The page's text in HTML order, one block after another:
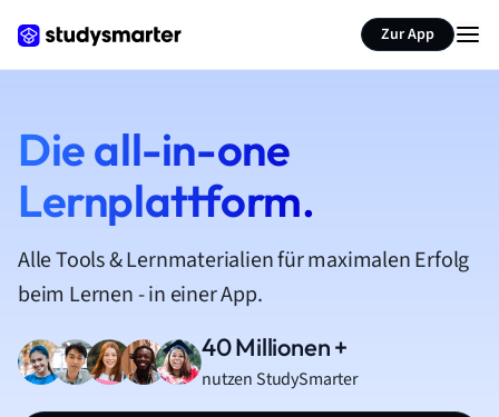
Zur App
Die all-in-one
Lernplattform.
Alle Tools & Lernmaterialien für maximalen Erfolg
beim Lernen - in einer App.
40 Millionen +
nutzen StudySmarter